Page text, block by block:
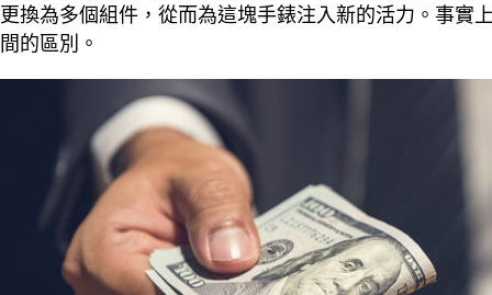
更換為多個組件，從而為這塊手錶注入新的活力。事實
間的區別。